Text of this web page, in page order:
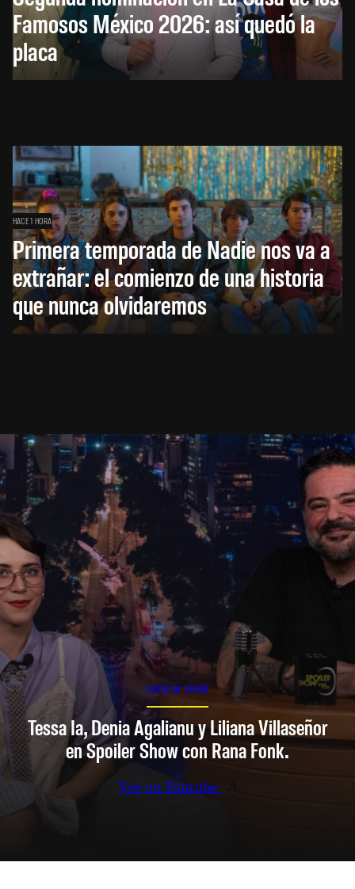
Famosos México 2026: así quedó la
placa
HACE 1 HORA
Primera temporada de Nadie nos va a
extrañar: el comienzo de una historia
que nunca olvidaremos
SPOILER SHOW
Tessa Ia, Denia Agalianu y Liliana Villaseñor
en Spoiler Show con Rana Fonk.
Ver en Youtube